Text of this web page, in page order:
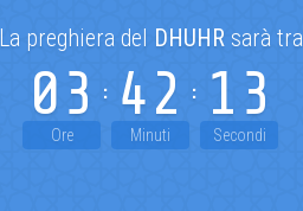
La preghiera del DHUHR sarà tra
03
Ore
42
Minuti
13
Secondi